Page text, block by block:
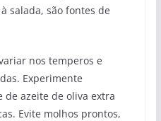
salada, são fontes de
nos temperos e
Experimente
de azeite de oliva extra
Evite molhos prontos,